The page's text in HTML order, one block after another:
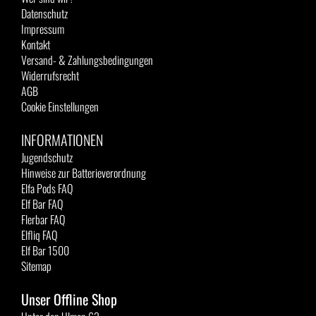
Datenschutz
Impressum
Kontakt
Versand- & Zahlungsbedingungen
Widerrufsrecht
AGB
Cookie Einstellungen
INFORMATIONEN
Jugendschutz
Hinweise zur Batterieverordnung
Elfa Pods FAQ
Elf Bar FAQ
Flerbar FAQ
Elfliq FAQ
Elf Bar 1500
Sitemap
Unser Offline Shop